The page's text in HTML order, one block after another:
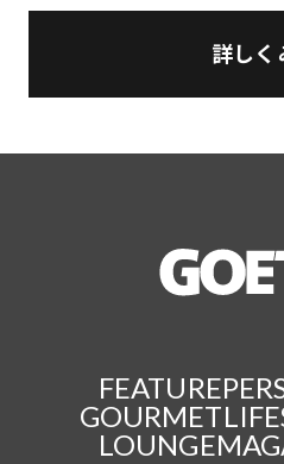
詳しく
FEATURE
GOURMET
LOUNGE